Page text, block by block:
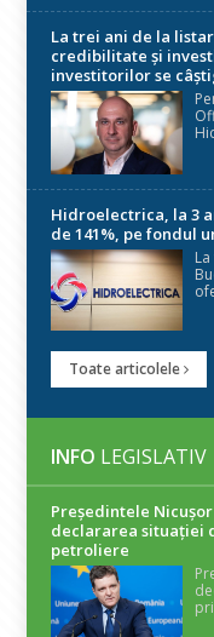
La trei ani de la
credibilitate și
investitorilor se
Hidroelectrica, la 3
de 141%, pe fondul
Toate articolele
INFO LEGISLATIV
Președintele
declararea situaţiei
petroliere